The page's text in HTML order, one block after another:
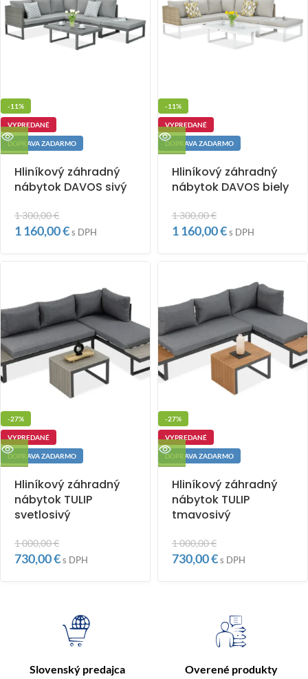
-11%
VYPREDANÉ
DOPRAVA ZADARMO
Hliníkový záhradný
nábytok DAVOS sivý
1 300,00€
1 160,00€s DPH
-11%
VYPREDANÉ
DOPRAVA ZADARMO
Hliníkový záhradný
nábytok DAVOS biely
1 300,00€
1 160,00€s DPH
-27%
VYPREDANÉ
DOPRAVA ZADARMO
Hliníkový záhradný
nábytok TULIP
svetlosivý
1 000,00€
730,00€s DPH
-27%
VYPREDANÉ
DOPRAVA ZADARMO
Hliníkový záhradný
nábytok TULIP
tmavosivý
1 000,00€
730,00€s DPH
Slovenský predajca
Overené produkty